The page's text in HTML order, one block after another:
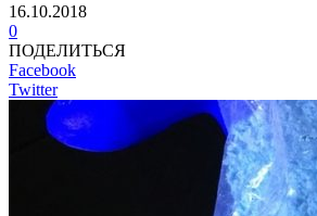
16.10.2018
0
ПОДЕЛИТЬСЯ
Facebook
Twitter